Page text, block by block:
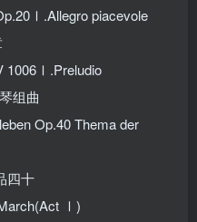
piacevole
1006Ⅰ.Preludio
组曲
Op.40 Thema der
四十
Ⅰ)